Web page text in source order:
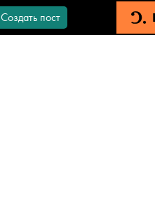
Создать пост